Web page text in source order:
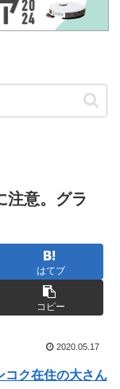
注意。グラ
はてブ
コピー
2020.05.17
コク在住の大さん